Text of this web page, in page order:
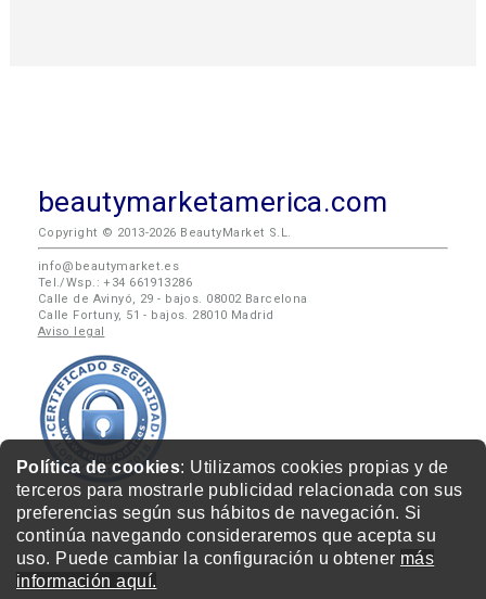
Política de cookies: Utilizamos cookies propias y de
terceros para mostrarle publicidad relacionada con sus
preferencias según sus hábitos de navegación. Si
continúa navegando consideraremos que acepta su
uso. Puede cambiar la configuración u obtener más
información aquí.
beautymarketamerica.com
Copyright © 2013-2026 BeautyMarket S.L.
info@beautymarket.es
Tel./Wsp.: +34 661913286
Calle de Avinyó, 29 - bajos. 08002 Barcelona
Calle Fortuny, 51 - bajos. 28010 Madrid
Aviso legal